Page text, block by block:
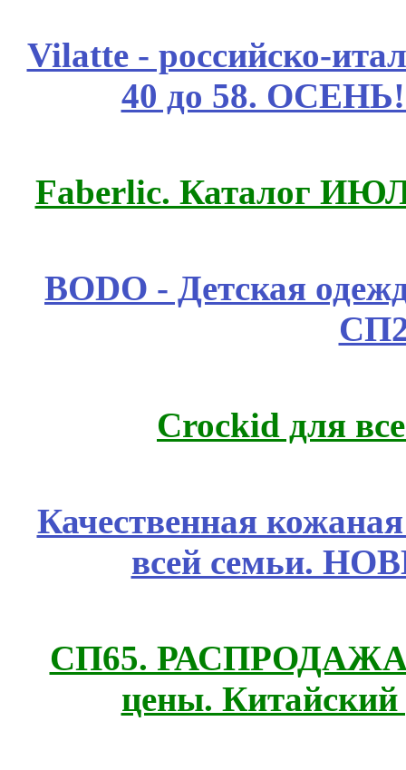
Vilatte - российско-
40 до 58.
Faberlic. Каталог
BODO - Детская
Crockid для
Качественная
всей семьи.
СП65. РАСПРОДАЖА!
цены.